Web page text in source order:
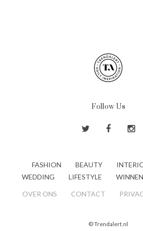
Follow Us
FASHION BEAUTY
WEDDING
LIFESTYLE WINNEN
OVER ONS CONTACT
© Trendalert.nl